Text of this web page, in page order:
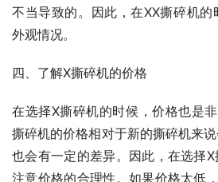
不当导致的。因此，在XX撕碎机
外观情况。
四、了解X撕碎机的价格
在选择X撕碎机的时候，价格也是
撕碎机的价格相对于新的撕碎机来
也会有一定的差异。因此，在选择
注意价格的合理性。如果价格太低